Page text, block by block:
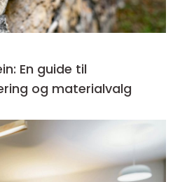
En guide til
og materialvalg